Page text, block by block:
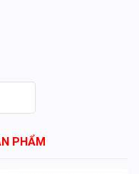
PHẨM